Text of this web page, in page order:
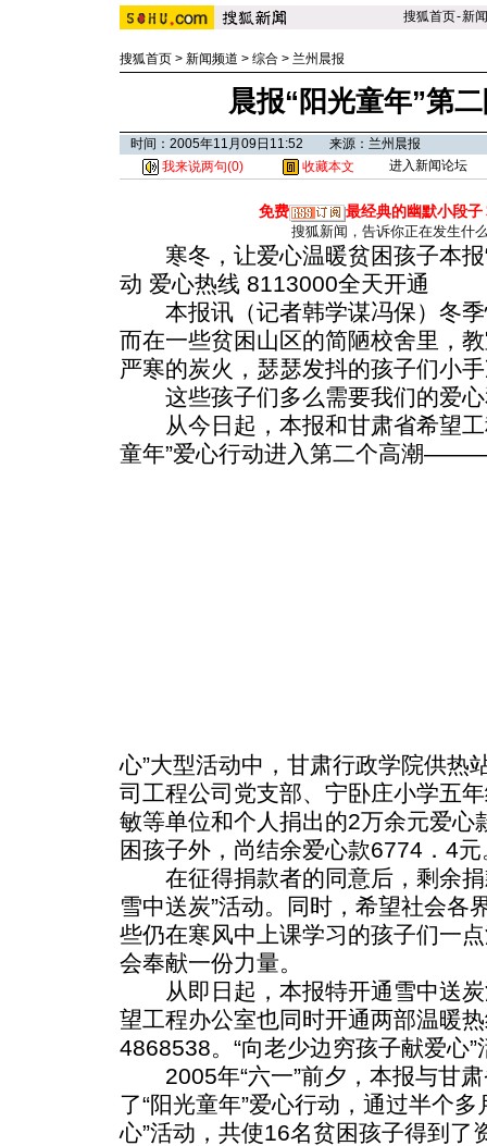
搜狐首页-新闻
搜狐首页 > 新闻频道 > 综合 > 兰州晨报
晨报“阳光童年”第
时间：2005年11月09日11:52 来源：兰州晨报
我来说两句(0) 收藏本文 进入新闻论坛
免费 最经典的幽默小段子
搜狐新闻，告诉你正在发生什
寒冬，让爱心温暖贫困孩子本报
动 爱心热线 8113000全天开通
本报讯（记者韩学谋冯保）冬季
而在一些贫困山区的简陋校舍里，
严寒的炭火，瑟瑟发抖的孩子们小
这些孩子们多么需要我们的爱心
从今日起，本报和甘肃省希望工
童年”爱心行动进入第二个高潮
心”大型活动中，甘肃行政学院供热
司工程公司党支部、宁卧庄小学五
敏等单位和个人捐出的2万余元爱心
困孩子外，尚结余爱心款6774．4元
在征得捐款者的同意后，剩余捐
雪中送炭”活动。同时，希望社会各
些仍在寒风中上课学习的孩子们一
会奉献一份力量。
从即日起，本报特开通雪中送炭
望工程办公室也同时开通两部温暖
4868538。“向老少边穷孩子献爱心”
2005年“六一”前夕，本报与甘肃
了“阳光童年”爱心行动，通过半个
心”活动，共使16名贫困孩子得到了